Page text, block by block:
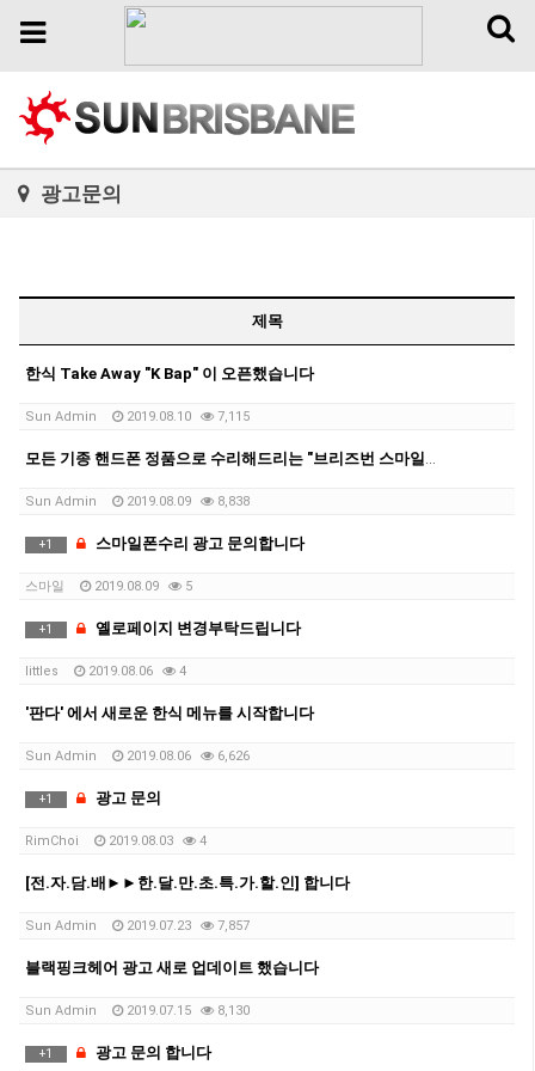
Toggle
Toggle
광고문의
제목
한식 Take Away "K Bap" 이 오픈했습니다
Sun Admin 2019.08.10 7,115
모든 기종 핸드폰 정품으로 수리해드리는 "브리즈번 스마일폰 수리" 광고 시작했습니다
Sun Admin 2019.08.09 8,838
+1 스마일폰수리 광고 문의합니다
스마일 2019.08.09 5
+1 옐로페이지 변경부탁드립니다
littles 2019.08.06 4
'판다' 에서 새로운 한식 메뉴를 시작합니다
Sun Admin 2019.08.06 6,626
+1 광고 문의
RimChoi 2019.08.03 4
[전.자.담.배►►한.달.만.초.특.가.할.인] 합니다
Sun Admin 2019.07.23 7,857
블랙핑크헤어 광고 새로 업데이트 했습니다
Sun Admin 2019.07.15 8,130
+1 광고 문의 합니다